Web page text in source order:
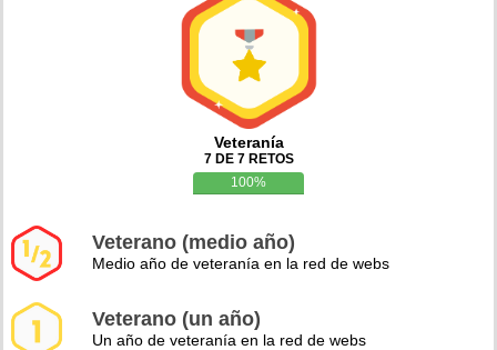
Veteranía
7 DE 7 RETOS
100%
Veterano (medio año)
Medio año de veteranía en la red de webs
Veterano (un año)
Un año de veteranía en la red de webs